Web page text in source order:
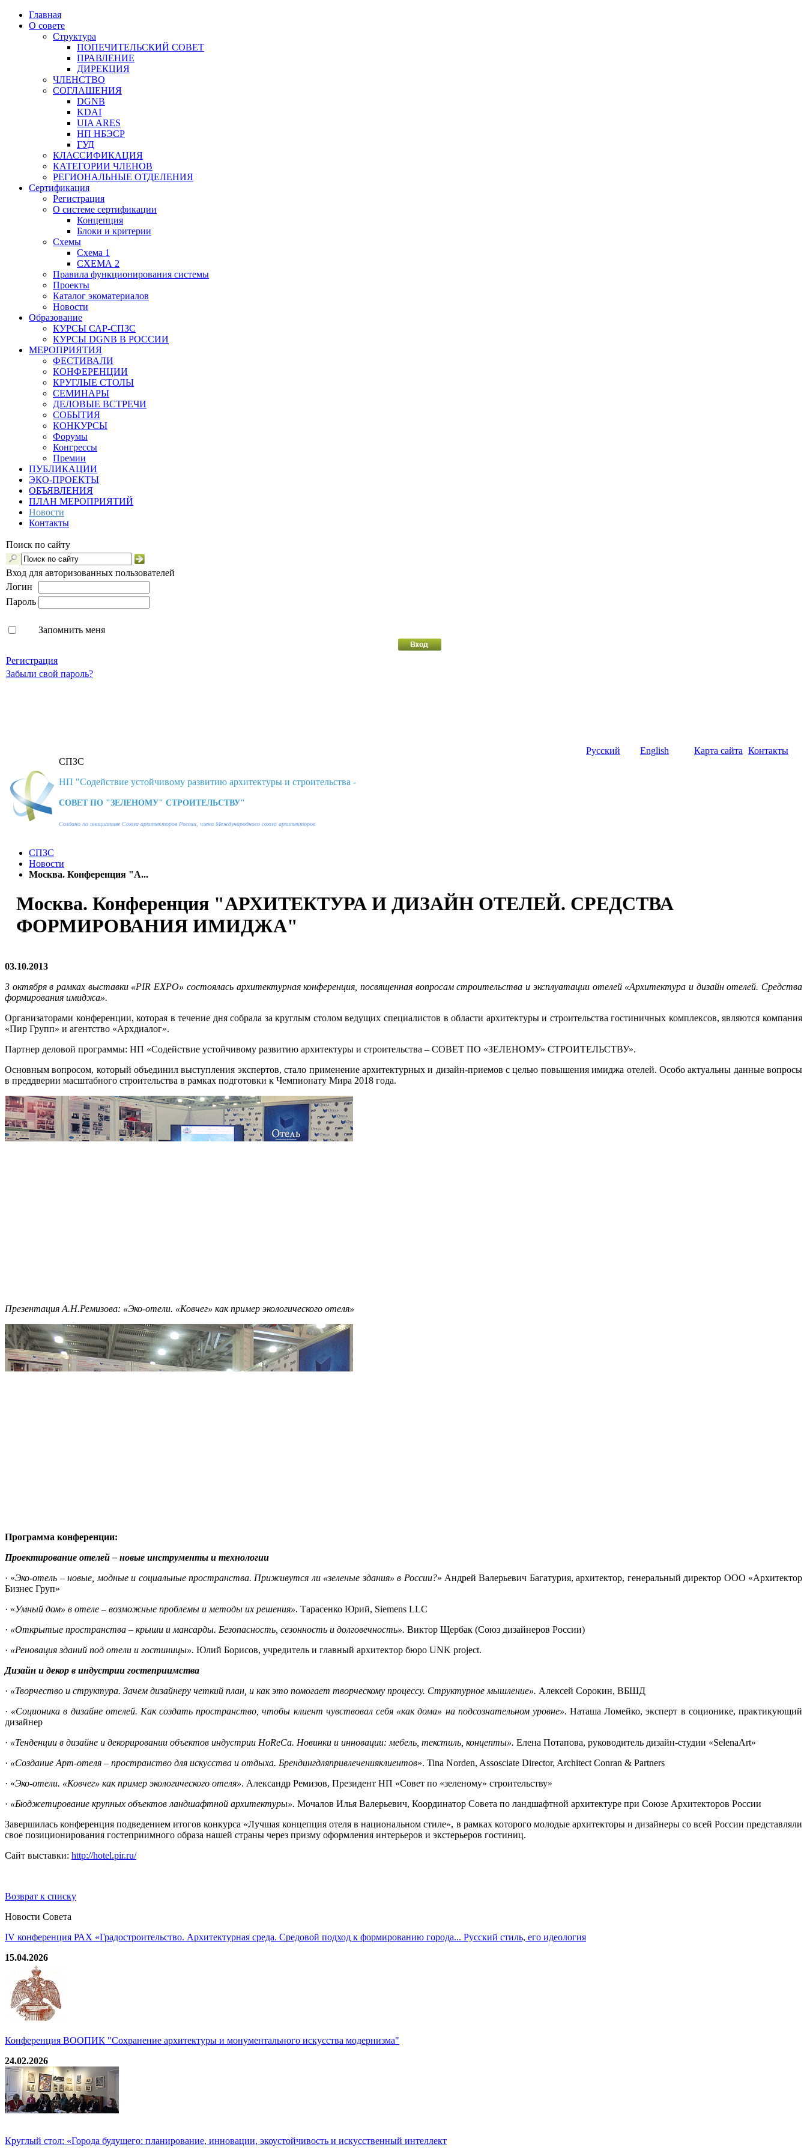
Главная
О совете
Структура
ПОПЕЧИТЕЛЬСКИЙ СОВЕТ
ПРАВЛЕНИЕ
ДИРЕКЦИЯ
ЧЛЕНСТВО
СОГЛАШЕНИЯ
DGNB
KDAI
UIA ARES
НП НБЭСР
ГУД
КЛАССИФИКАЦИЯ
КАТЕГОРИИ ЧЛЕНОВ
РЕГИОНАЛЬНЫЕ ОТДЕЛЕНИЯ
Сертификация
Регистрация
О системе сертификации
Концепция
Блоки и критерии
Схемы
Схема 1
СХЕМА 2
Правила функционирования системы
Проекты
Каталог экоматериалов
Новости
Образование
КУРСЫ САР-СПЗС
КУРСЫ DGNB В РОССИИ
МЕРОПРИЯТИЯ
ФЕСТИВАЛИ
КОНФЕРЕНЦИИ
КРУГЛЫЕ СТОЛЫ
СЕМИНАРЫ
ДЕЛОВЫЕ ВСТРЕЧИ
СОБЫТИЯ
КОНКУРСЫ
Форумы
Конгрессы
Премии
ПУБЛИКАЦИИ
ЭКО-ПРОЕКТЫ
ОБЪЯВЛЕНИЯ
ПЛАН МЕРОПРИЯТИЙ
Новости
Контакты
Поиск по сайту
Вход для авторизованных пользователей
Логин
Пароль
Запомнить меня
Регистрация
Забыли свой пароль?
Русский English Карта сайта Контакты
СПЗС
НП "Содействие устойчивому развитию архитектуры и строительства -
СОВЕТ ПО "ЗЕЛЕНОМУ" СТРОИТЕЛЬСТВУ"
Создано по инициативе Союза архитекторов России, члена Международного союза архитекторов
СПЗС
Новости
Москва. Конференция "А...
Москва. Конференция "АРХИТЕКТУРА И ДИЗАЙН ОТЕЛЕЙ. СРЕДСТВА
ФОРМИРОВАНИЯ ИМИДЖА"
03.10.2013
3 октября в рамках выставки «PIR EXPO» состоялась архитектурная конференция, посвященная вопросам строительства и эксплуатации отелей «Архитектура и дизайн отелей. Средства
формирования имиджа».
Организаторами конференции, которая в течение дня собрала за круглым столом ведущих специалистов в области архитектуры и строительства гостиничных комплексов, являются компания
«Пир Групп» и агентство «Архдиалог».
Партнер деловой программы: НП «Содействие устойчивому развитию архитектуры и строительства – СОВЕТ ПО «ЗЕЛЕНОМУ» СТРОИТЕЛЬСТВУ».
Основным вопросом, который объединил выступления экспертов, стало применение архитектурных и дизайн-приемов с целью повышения имиджа отелей. Особо актуальны данные вопросы
в преддверии масштабного строительства в рамках подготовки к Чемпионату Мира 2018 года.
Презентация А.Н.Ремизова: «Эко-отели. «Ковчег» как пример экологического отеля»
Программа конференции:
Проектирование отелей – новые инструменты и технологии
· «Эко-отель – новые, модные и социальные пространства. Приживутся ли «зеленые здания» в России?» Андрей Валерьевич Багатурия, архитектор, генеральный директор ООО «Архитектор
Бизнес Груп»
· «Умный дом» в отеле – возможные проблемы и методы их решения». Тарасенко Юрий, Siemens LLC
· «Открытые пространства – крыши и мансарды. Безопасность, сезонность и долговечность». Виктор Щербак (Союз дизайнеров России)
· «Реновация зданий под отели и гостиницы». Юлий Борисов, учредитель и главный архитектор бюро UNK project.
Дизайн и декор в индустрии гостеприимства
· «Творчество и структура. Зачем дизайнеру четкий план, и как это помогает творческому процессу. Структурное мышление». Алексей Сорокин, ВБШД
· «Соционика в дизайне отелей. Как создать пространство, чтобы клиент чувствовал себя «как дома» на подсознательном уровне». Наташа Ломейко, эксперт в соционике, практикующий
дизайнер
· «Тенденции в дизайне и декорировании объектов индустрии HoReCa. Новинки и инновации: мебель, текстиль, концепты». Елена Потапова, руководитель дизайн-студии «SelenаArt»
· «Создание Арт-отеля – пространство для искусства и отдыха. Брендингдляпривлеченияклиентов». Tina Norden, Assosciate Director, Architect Conran & Partners
· «Эко-отели. «Ковчег» как пример экологического отеля». Александр Ремизов, Президент НП «Совет по «зеленому» строительству»
· «Бюджетирование крупных объектов ландшафтной архитектуры». Мочалов Илья Валерьевич, Координатор Совета по ландшафтной архитектуре при Союзе Архитекторов России
Завершилась конференция подведением итогов конкурса «Лучшая концепция отеля в национальном стиле», в рамках которого молодые архитекторы и дизайнеры со всей России представляли
свое позиционирования гостеприимного образа нашей страны через призму оформления интерьеров и экстерьеров гостиниц.
Сайт выставки: http://hotel.pir.ru/
Возврат к списку
Новости Совета
IV конференция РАХ «Градостроительство. Архитектурная среда. Средовой подход к формированию города... Русский стиль, его идеология
15.04.2026
Конференция ВООПИК "Сохранение архитектуры и монументального искусства модернизма"
24.02.2026
Круглый стол: «Города будущего: планирование, инновации, экоустойчивость и искусственный интеллект